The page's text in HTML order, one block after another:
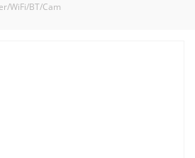
WiFi/BT/Cam